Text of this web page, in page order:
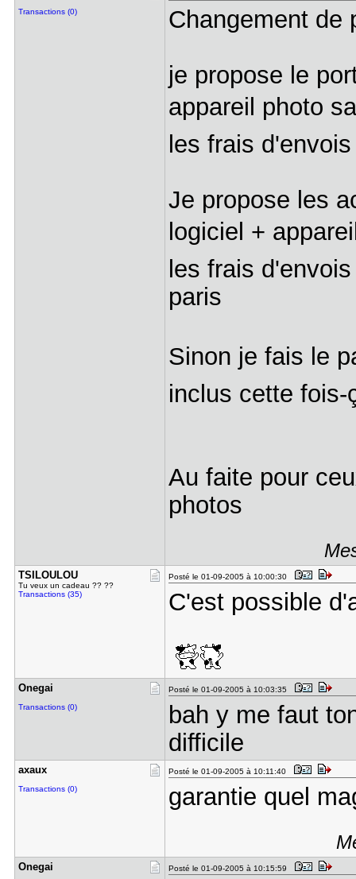
Transactions (0) Changement de
je propose le
appareil photo
les frais
Je propose les
logiciel +
les frais
paris
Sinon je fais le
inclus cette
Au faite pour
photos
TSILOULOU
Tu veux un cadeau ?? ??
Transactions (35)
Posté le 01-09-2005 à 10:00:30
C'est possible
Onegai
Transactions (0)
Posté le 01-09-2005 à 10:03:35
bah y me faut
difficile
axaux
Transactions (0)
Posté le 01-09-2005 à 10:11:40
garantie quel
Onegai Posté le 01-09-2005 à 10:15:59